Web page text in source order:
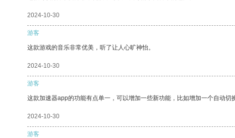
2024-10-30
游客
这款游戏的音乐非常优美，听了让人心旷神怡。
2024-10-30
游客
这款加速器app的功能有点单一，可以增加一些新功能，比如增加一个自动切
2024-10-30
游客